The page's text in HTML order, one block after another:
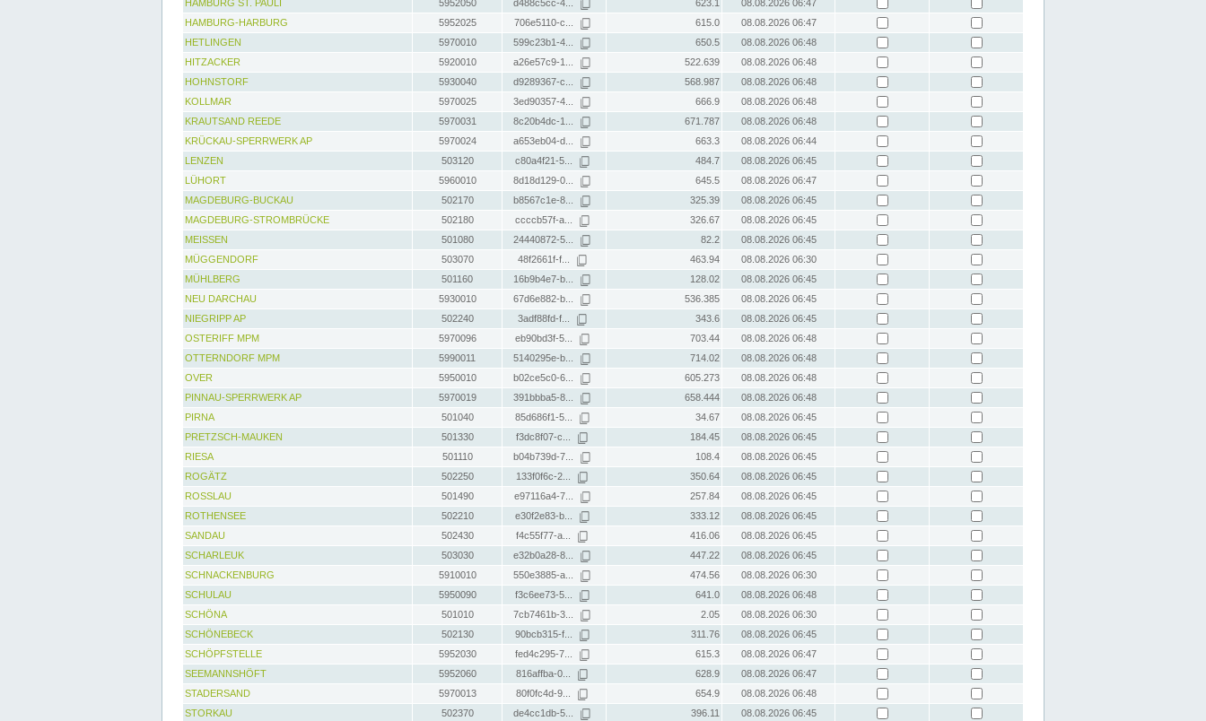
HAMBURG ST. PAULI
5952050 d488c5cc-4... 623.1
08.08.2026 06:47
HAMBURG-HARBURG
5952025 706e5110-c... 615.0
08.08.2026 06:47
HETLINGEN
5970010 599c23b1-4... 650.5
08.08.2026 06:48
HITZACKER
5920010 a26e57c9-1... 522.639
08.08.2026 06:48
HOHNSTORF
5930040 d9289367-c... 568.987
08.08.2026 06:48
KOLLMAR
5970025 3ed90357-4... 666.9
08.08.2026 06:48
KRAUTSAND REEDE
5970031 8c20b4dc-1... 671.787
08.08.2026 06:48
KRÜCKAU-SPERRWERK AP
5970024 a653eb04-d... 663.3
08.08.2026 06:44
LENZEN
503120 c80a4f21-5... 484.7
08.08.2026 06:45
LÜHORT
5960010 8d18d129-0... 645.5
08.08.2026 06:47
MAGDEBURG-BUCKAU
502170 b8567c1e-8... 325.39
08.08.2026 06:45
MAGDEBURG-STROMBRÜCKE
502180 ccccb57f-a... 326.67
08.08.2026 06:45
MEISSEN
501080 24440872-5... 82.2
08.08.2026 06:45
MÜGGENDORF
503070 48f2661f-f... 463.94
08.08.2026 06:30
MÜHLBERG
501160 16b9b4e7-b... 128.02
08.08.2026 06:45
NEU DARCHAU
5930010 67d6e882-b... 536.385
08.08.2026 06:45
NIEGRIPP AP
502240 3adf88fd-f... 343.6
08.08.2026 06:45
OSTERIFF MPM
5970096 eb90bd3f-5... 703.44
08.08.2026 06:48
OTTERNDORF MPM
5990011 5140295e-b... 714.02
08.08.2026 06:48
OVER
5950010 b02ce5c0-6... 605.273
08.08.2026 06:48
PINNAU-SPERRWERK AP
5970019 391bbba5-8... 658.444
08.08.2026 06:48
PIRNA
501040 85d686f1-5... 34.67
08.08.2026 06:45
PRETZSCH-MAUKEN
501330 f3dc8f07-c... 184.45
08.08.2026 06:45
RIESA
501110 b04b739d-7... 108.4
08.08.2026 06:45
ROGÄTZ
502250 133f0f6c-2... 350.64
08.08.2026 06:45
ROSSLAU
501490 e97116a4-7... 257.84
08.08.2026 06:45
ROTHENSEE
502210 e30f2e83-b... 333.12
08.08.2026 06:45
SANDAU
502430 f4c55f77-a... 416.06
08.08.2026 06:45
SCHARLEUK
503030 e32b0a28-8... 447.22
08.08.2026 06:45
SCHNACKENBURG
5910010 550e3885-a... 474.56
08.08.2026 06:30
SCHULAU
5950090 f3c6ee73-5... 641.0
08.08.2026 06:48
SCHÖNA
501010 7cb7461b-3... 2.05
08.08.2026 06:30
SCHÖNEBECK
502130 90bcb315-f... 311.76
08.08.2026 06:45
SCHÖPFSTELLE
5952030 fed4c295-7... 615.3
08.08.2026 06:47
SEEMANNSHÖFT
5952060 816affba-0... 628.9
08.08.2026 06:47
STADERSAND
5970013 80f0fc4d-9... 654.9
08.08.2026 06:48
STORKAU
502370 de4cc1db-5... 396.11 08.08.2026 06:45